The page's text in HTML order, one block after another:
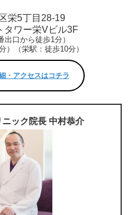
栄5丁目28-19
タワー栄Vビル3F
出口から徒歩1分）
）（栄駅：徒歩10分）
・アクセスはコチラ
ック院長 中村恭介